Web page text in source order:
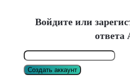
Войдите или
ответа
Создать аккаунт